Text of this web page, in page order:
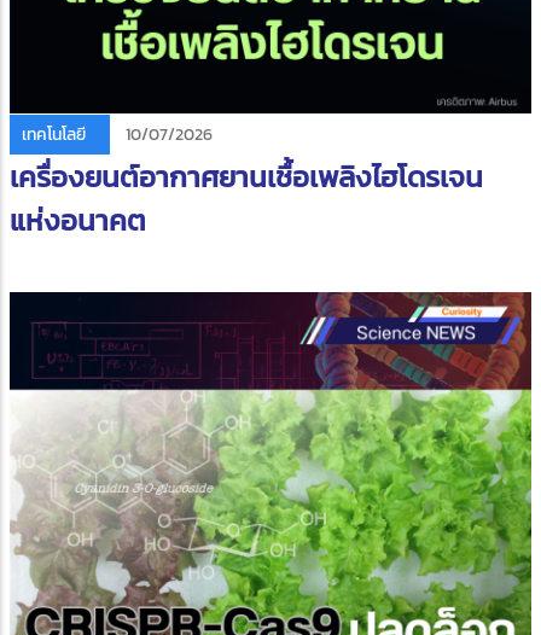
เทคโนโลยี 10/07/2026
เครื่องยนต์อากาศยานเชื้อเพลิงไฮโดรเจน
แห่งอนาคต